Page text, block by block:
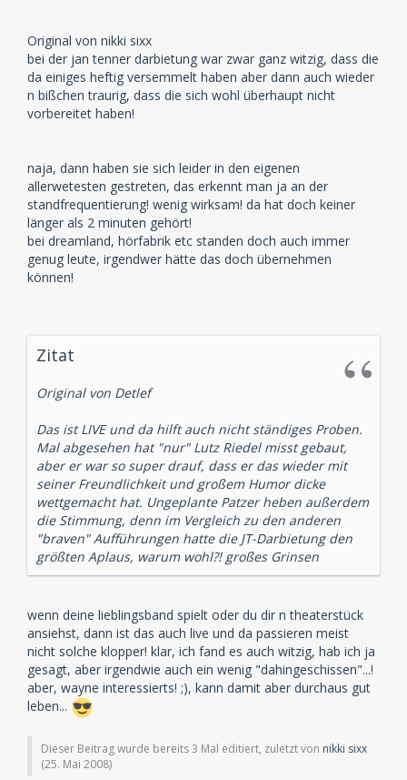
Original von nikki sixx
bei der jan tenner darbietung war zwar ganz witzig, dass die
da einiges heftig versemmelt haben aber dann auch wieder
n bißchen traurig, dass die sich wohl überhaupt nicht
vorbereitet haben!
naja, dann haben sie sich leider in den eigenen
allerwetesten gestreten, das erkennt man ja an der
standfrequentierung! wenig wirksam! da hat doch keiner
länger als 2 minuten gehört!
bei dreamland, hörfabrik etc standen doch auch immer
genug leute, irgendwer hätte das doch übernehmen
können!
Zitat
Original von Detlef
Das ist LIVE und da hilft auch nicht ständiges Proben.
Mal abgesehen hat "nur" Lutz Riedel misst gebaut,
aber er war so super drauf, dass er das wieder mit
seiner Freundlichkeit und großem Humor dicke
wettgemacht hat. Ungeplante Patzer heben außerdem
die Stimmung, denn im Vergleich zu den anderen
"braven" Aufführungen hatte die JT-Darbietung den
größten Aplaus, warum wohl?! großes Grinsen
wenn deine lieblingsband spielt oder du dir n theaterstück
ansiehst, dann ist das auch live und da passieren meist
nicht solche klopper! klar, ich fand es auch witzig, hab ich ja
gesagt, aber irgendwie auch ein wenig "dahingeschissen"...!
aber, wayne interessierts! ;), kann damit aber durchaus gut
leben...
Dieser Beitrag wurde bereits 3 Mal editiert, zuletzt von nikki sixx
(25. Mai 2008)